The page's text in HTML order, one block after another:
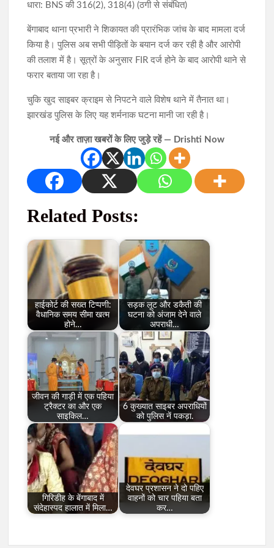
धारा: BNS की 316(2), 318(4) (ठगी से संबंधित)
बेंगाबाद थाना प्रभारी ने शिकायत की प्रारंभिक जांच के बाद मामला दर्ज
किया है। पुलिस अब सभी पीड़ितों के बयान दर्ज कर रही है और आरोपी
की तलाश में है। सूत्रों के अनुसार FIR दर्ज होने के बाद आरोपी थाने से
फरार बताया जा रहा है।
चुकि खुद साइबर क्राइम से निपटने वाले विशेष थाने में तैनात था।
झारखंड पुलिस के लिए यह शर्मनाक घटना मानी जा रही है।
नई और ताज़ा खबरों के लिए जुड़े रहें — Drishti Now
Related Posts:
हाईकोर्ट की सख्त टिप्पणी:
वैधानिक समय सीमा खत्म
होने…
सड़क लूट और डकैती की
घटना को अंजाम देने वाले
अपराधी…
जीवन की गाड़ी में एक पहिया
ट्रैक्टर का और एक
साइकिल…
6 कुख्यात साइबर अपराधियों
को पुलिस नें पकड़ा.
गिरिडीह के बेंगाबाद में
संदेहास्पद हालात में मिला…
देवघर प्रशासन ने दो पहिए
वाहनों को चार पहिया बता
कर…